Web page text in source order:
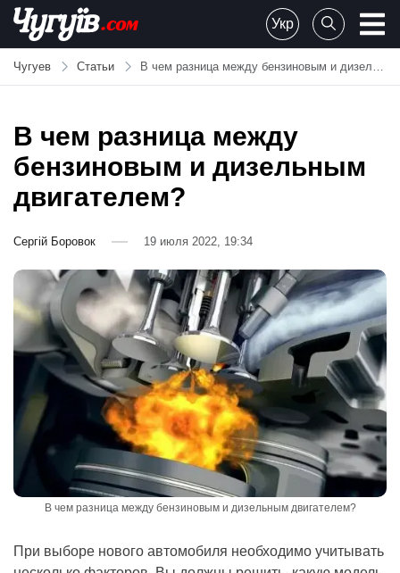
Skip
content
Chuguiv
Укр
Чугуев Статьи В чем разница между бензиновым и дизельным двигателем?
В чем разница между
бензиновым и дизельным
двигателем?
Сергій Боровок 19 июля 2022, 19:34
В чем разница между бензиновым и дизельным двигателем?
При выборе нового автомобиля необходимо учитывать